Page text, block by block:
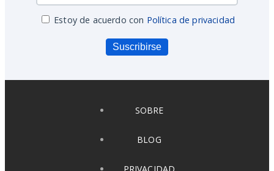
Estoy de acuerdo con Política de privacidad
Suscribirse
SOBRE
BLOG